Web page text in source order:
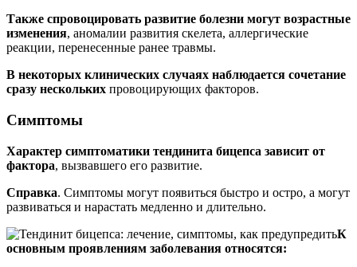
Также спровоцировать развитие болезни могут возрастные
изменения, аномалии развития скелета, аллергические
реакции, перенесенные ранее травмы.
В некоторых клинических случаях наблюдается сочетание
сразу нескольких провоцирующих факторов.
Симптомы
Характер симптоматики тендинита бицепса зависит от
фактора, вызвавшего его развитие.
Справка. Симптомы могут появиться быстро и остро, а могут
развиваться и нарастать медленно и длительно.
К
основным проявлениям заболевания относятся: